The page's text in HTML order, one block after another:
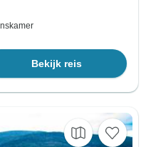
Bekijk reis